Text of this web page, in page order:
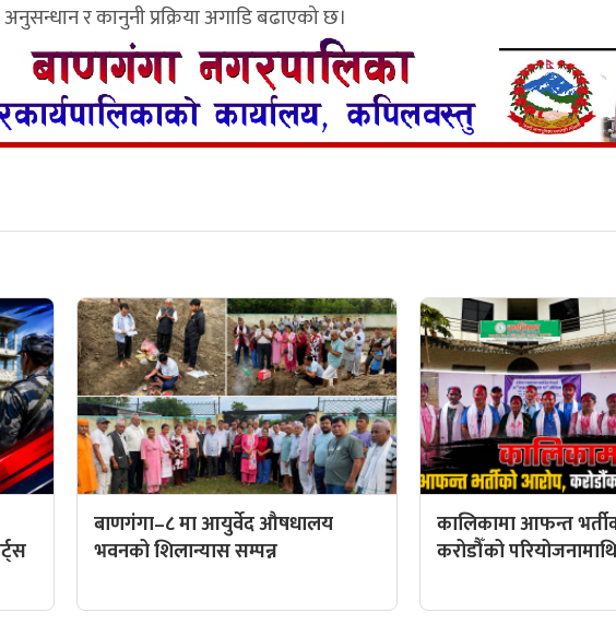
र कानुनी प्रक्रिया अगाडि बढाएको छ।
बाणगंगा–८ मा आयुर्वेद औषधालय
भवनको शिलान्यास सम्पन्न
कालिकामा आफन्त
करोडौँको परियोजनामाथि